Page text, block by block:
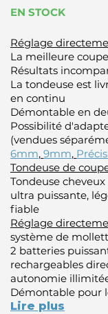
EN STOCK
Réglage
La meilleure
Résultats
La tondeuse est
en continu
Démontable en
Possibilité
(vendues
6mm, 9mm,
Tondeuse de
Tondeuse
ultra puissante,
fiable
Réglage
système de
2 batteries
rechargeables
autonomie
Démontable pour
Lire plus